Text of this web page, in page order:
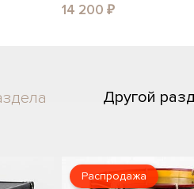
14 200 ₽
Другой
Распродажа